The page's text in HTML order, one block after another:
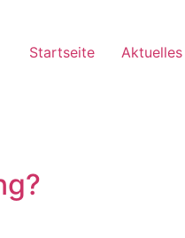
Startseite Aktuelles